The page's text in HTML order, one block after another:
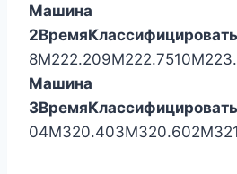
Машина
2ВремяКлассифицировать
Машина
3ВремяКлассифицировать